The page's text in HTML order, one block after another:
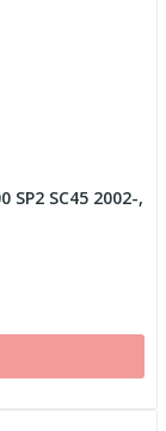
SP2 SC45 2002-,